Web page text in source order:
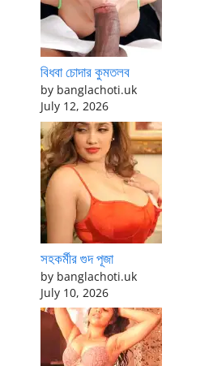
বিধবা চোদার কুমতলব
by banglachoti.uk
July 12, 2026
সহকর্মীর গুদ পূজা
by banglachoti.uk
July 10, 2026